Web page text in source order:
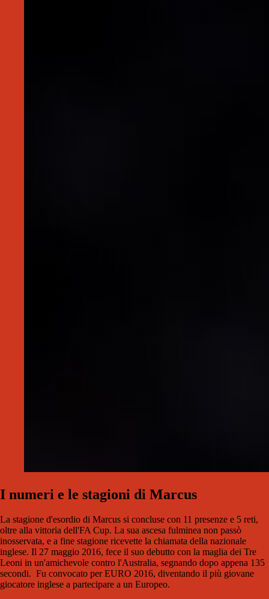
I numeri e le stagioni di Marcus
La stagione d'esordio di Marcus si concluse con 11 presenze e 5 reti,
oltre alla vittoria dell'FA Cup. La sua ascesa fulminea non passò
inosservata, e a fine stagione ricevette la chiamata della nazionale
inglese. Il 27 maggio 2016, fece il suo debutto con la maglia dei Tre
Leoni in un'amichevole contro l'Australia, segnando dopo appena 135
secondi. Fu convocato per EURO 2016, diventando il più giovane
giocatore inglese a partecipare a un Europeo.